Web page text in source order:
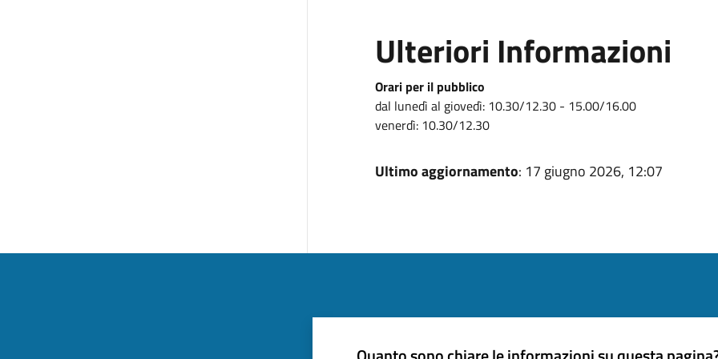
Ulteriori Informazioni
Orari per il pubblico
dal lunedì al giovedì: 10.30/12.30 - 15.00/16.00
venerdì: 10.30/12.30
Ultimo aggiornamento: 17 giugno 2026, 12:07